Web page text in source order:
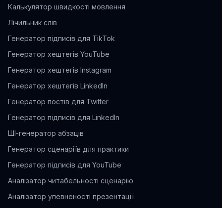
Калькулятор швидкості мовлення
Лічильник слів
Генератор підписів для TikTok
Генератор хештегів YouTube
Генератор хештегів Instagram
Генератор хештегів LinkedIn
Генератор постів для Twitter
Генератор підписів для LinkedIn
ШІ-генератор абзаців
Генератор сценаріїв для практики
Генератор підписів для YouTube
Аналізатор читабельності сценарію
Аналізатор упевненості презентації